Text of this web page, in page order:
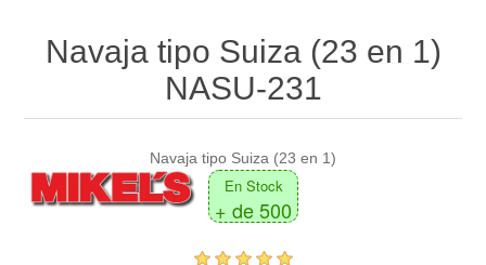
Navaja tipo Suiza (23 en 1)
NASU-231
Navaja tipo Suiza (23 en 1)
En Stock
+ de 500